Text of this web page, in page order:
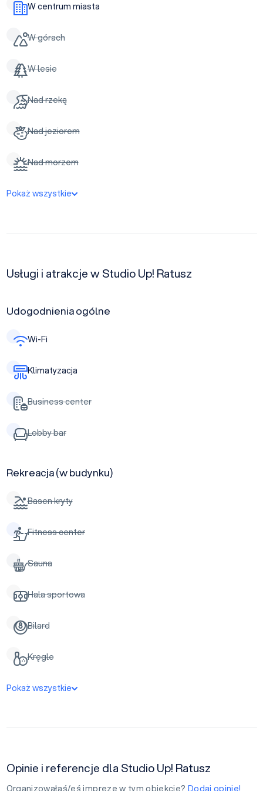
W centrum miasta
W górach
W lesie
Nad rzeką
Nad jeziorem
Nad morzem
Pokaż wszystkie
Usługi i atrakcje w Studio Up! Ratusz
Udogodnienia ogólne
Wi-Fi
Klimatyzacja
Business center
Lobby bar
Rekreacja (w budynku)
Basen kryty
Fitness center
Sauna
Hala sportowa
Bilard
Kręgle
Pokaż wszystkie
Opinie i referencje dla Studio Up! Ratusz